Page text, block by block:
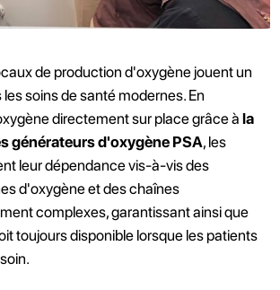
de production d'oxygène jouent un
soins de santé modernes. En
directement sur place grâce à la
générateurs d'oxygène PSA, les
leur dépendance vis-à-vis des
d'oxygène et des chaînes
complexes, garantissant ainsi que
toujours disponible lorsque les patients